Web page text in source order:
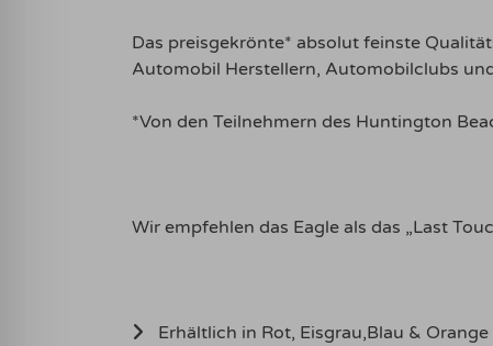
Das preisgekrönte* absolut feinste
Automobil Herstellern, Automobilclubs
*Von den Teilnehmern des Huntington
Wir empfehlen das Eagle als das „Last
Erhältlich in Rot, Eisgrau,Blau & Orange